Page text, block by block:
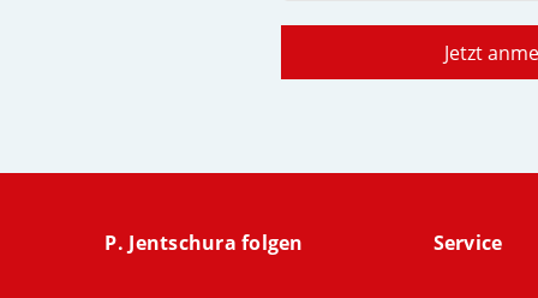
Jetzt
P. Jentschura folgen Service